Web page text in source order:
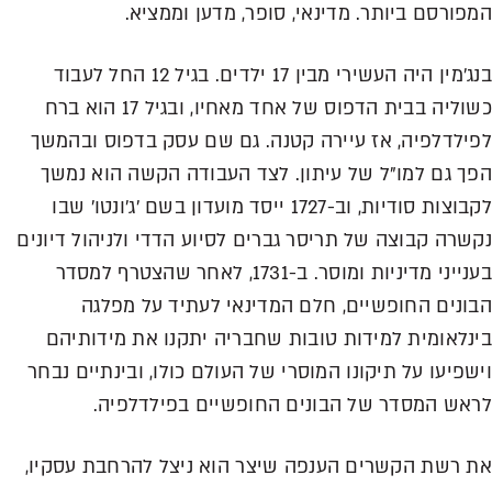
ביותר. מדינאי, סופר, מדען וממציא.
בנג'מין היה העשירי מבין 17 ילדים. בגיל 12 החל לעבוד
כשוליה בבית הדפוס של אחד מאחיו, ובגיל 17 הוא ברח
אז עיירה קטנה. גם שם עסק בדפוס ובהמשך
גם למו"ל של עיתון. לצד העבודה הקשה הוא נמשך
לקבוצות סודיות, וב-1727 ייסד מועדון בשם 'ג'ונטו' שבו
קבוצה של תריסר גברים לסיוע הדדי ולניהול דיונים
בענייני מדיניות ומוסר. ב-1731, לאחר שהצטרף למסדר
החופשיים, חלם המדינאי לעתיד על מפלגה
למידות טובות שחבריה יתקנו את מידותיהם
על תיקונו המוסרי של העולם כולו, ובינתיים נבחר
המסדר של הבונים החופשיים בפילדלפיה.
רשת הקשרים הענפה שיצר הוא ניצל להרחבת עסקיו,